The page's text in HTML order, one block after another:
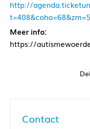
http://
Meer info:
https://
Contact